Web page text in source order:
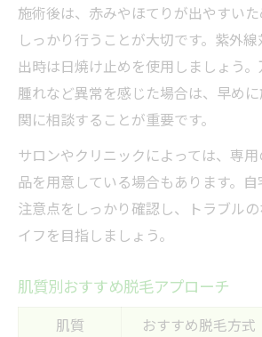
施術後は、赤みやほてりが出やすい
しっかり行うことが大切です。紫外
出時は日焼け止めを使用しましょう
腫れなど異常を感じた場合は、早め
関に相談することが重要です。
サロンやクリニックによっては、専
品を用意している場合もあります。
注意点をしっかり確認し、トラブル
イフを目指しましょう。
肌質別おすすめ脱毛アプローチ
肌質 おすすめ脱毛方式